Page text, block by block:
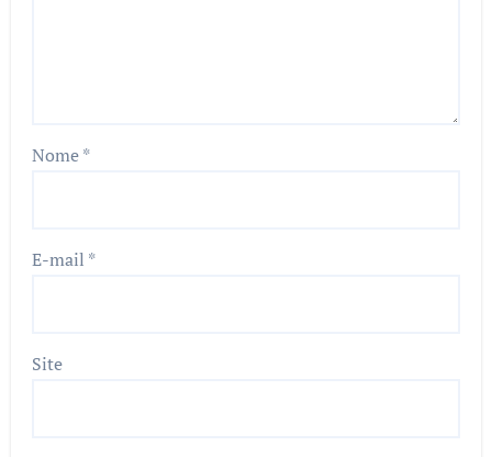
Nome*
E-mail *
Site